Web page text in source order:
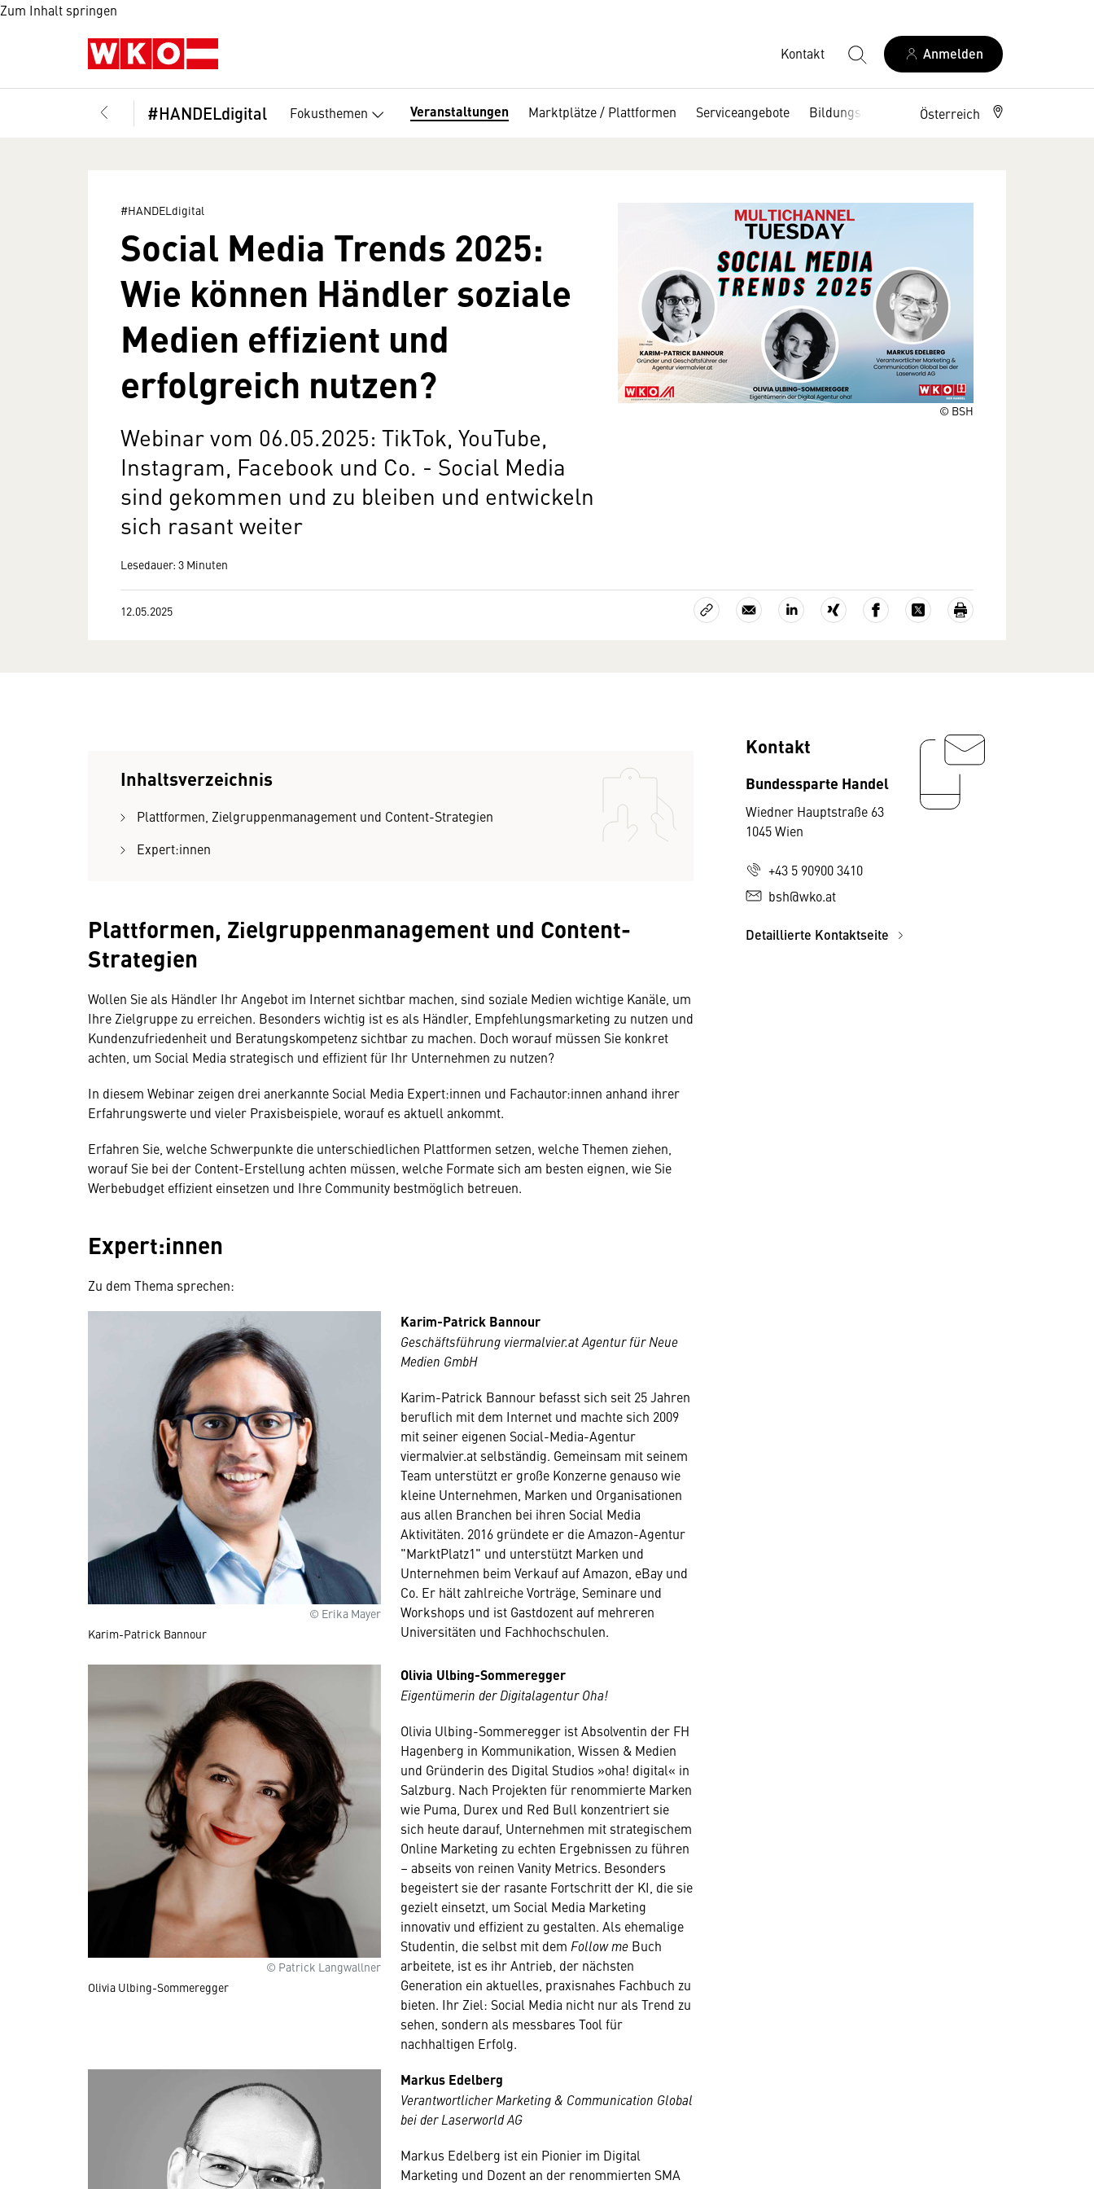
Zum Inhalt springen
Kontakt Anmelden
#HANDELdigital Fokusthemen Veranstaltungen Marktplätze / Plattformen Serviceangebote Bildungsangebote Österreich
© BSH
#HANDELdigital
Social Media Trends 2025:
Wie können Händler soziale
Medien effizient und
erfolgreich nutzen?
Webinar vom 06.05.2025: TikTok, YouTube,
Instagram, Facebook und Co. - Social Media
sind gekommen und zu bleiben und entwickeln
sich rasant weiter
Lesedauer: 3 Minuten
12.05.2025
Inhaltsverzeichnis
Plattformen, Zielgruppenmanagement und Content-Strategien
Expert:innen
Plattformen, Zielgruppenmanagement und Content-
Strategien
Wollen Sie als Händler Ihr Angebot im Internet sichtbar machen, sind soziale Medien wichtige Kanäle, um
Ihre Zielgruppe zu erreichen. Besonders wichtig ist es als Händler, Empfehlungsmarketing zu nutzen und
Kundenzufriedenheit und Beratungskompetenz sichtbar zu machen. Doch worauf müssen Sie konkret
achten, um Social Media strategisch und effizient für Ihr Unternehmen zu nutzen?
In diesem Webinar zeigen drei anerkannte Social Media Expert:innen und Fachautor:innen anhand ihrer
Erfahrungswerte und vieler Praxisbeispiele, worauf es aktuell ankommt.
Erfahren Sie, welche Schwerpunkte die unterschiedlichen Plattformen setzen, welche Themen ziehen,
worauf Sie bei der Content-Erstellung achten müssen, welche Formate sich am besten eignen, wie Sie
Werbebudget effizient einsetzen und Ihre Community bestmöglich betreuen.
Expert:innen
Zu dem Thema sprechen:
© Erika Mayer
Karim-Patrick Bannour
Karim-Patrick Bannour
Geschäftsführung viermalvier.at Agentur für Neue
Medien GmbH
Karim-Patrick Bannour befasst sich seit 25 Jahren
beruflich mit dem Internet und machte sich 2009
mit seiner eigenen Social-Media-Agentur
viermalvier.at selbständig. Gemeinsam mit seinem
Team unterstützt er große Konzerne genauso wie
kleine Unternehmen, Marken und Organisationen
aus allen Branchen bei ihren Social Media
Aktivitäten. 2016 gründete er die Amazon-Agentur
"MarktPlatz1" und unterstützt Marken und
Unternehmen beim Verkauf auf Amazon, eBay und
Co. Er hält zahlreiche Vorträge, Seminare und
Workshops und ist Gastdozent auf mehreren
Universitäten und Fachhochschulen.
© Patrick Langwallner
Olivia Ulbing-Sommeregger
Olivia Ulbing-Sommeregger
Eigentümerin der Digitalagentur Oha!
Olivia Ulbing-Sommeregger ist Absolventin der FH
Hagenberg in Kommunikation, Wissen & Medien
und Gründerin des Digital Studios »oha! digital« in
Salzburg. Nach Projekten für renommierte Marken
wie Puma, Durex und Red Bull konzentriert sie
sich heute darauf, Unternehmen mit strategischem
Online Marketing zu echten Ergebnissen zu führen
– abseits von reinen Vanity Metrics. Besonders
begeistert sie der rasante Fortschritt der KI, die sie
gezielt einsetzt, um Social Media Marketing
innovativ und effizient zu gestalten. Als ehemalige
Studentin, die selbst mit dem Follow me Buch
arbeitete, ist es ihr Antrieb, der nächsten
Generation ein aktuelles, praxisnahes Fachbuch zu
bieten. Ihr Ziel: Social Media nicht nur als Trend zu
sehen, sondern als messbares Tool für
nachhaltigen Erfolg.
Markus Edelberg
Verantwortlicher Marketing & Communication Global
bei der Laserworld AG
Markus Edelberg ist ein Pionier im Digital
Marketing und Dozent an der renommierten SMA
Kontakt
Bundessparte Handel
Wiedner Hauptstraße 63
1045 Wien
+43 5 90900 3410
bsh@wko.at
Detaillierte Kontaktseite